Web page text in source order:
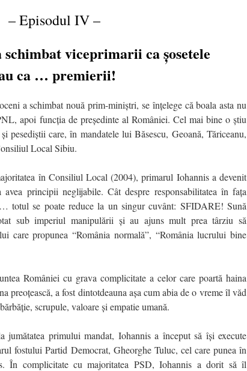
– Episodul IV –
viceprimarii ca șosetele
ca … premierii!
a schimbat nouă prim-miniștri, se înțelege că boala asta nu
apoi funcția de președinte al României. Cel mai bine o știu
pesediștii care, în mandatele lui Băsescu, Geoană, Tăriceanu,
Local Sibiu.
în Consiliul Local (2004), primarul Iohannis a devenit
principii neglijabile. Cât despre responsabilitatea în fața
totul se poate reduce la un singur cuvânt: SFIDARE! Sună
sub imperiul manipulării și au ajuns mult prea târziu să
care propunea “România normală”, “România lucrului bine
României cu grava complicitate a celor care poartă haina
preoțească, a fost dintotdeauna așa cum abia de o vreme îl văd
scrupule, valoare și empatie umană.
primului mandat, Iohannis a început să își execute
fostului Partid Democrat, Gheorghe Tuluc, cel care punea în
În complicitate cu majoritatea PSD, Iohannis a dorit să îl